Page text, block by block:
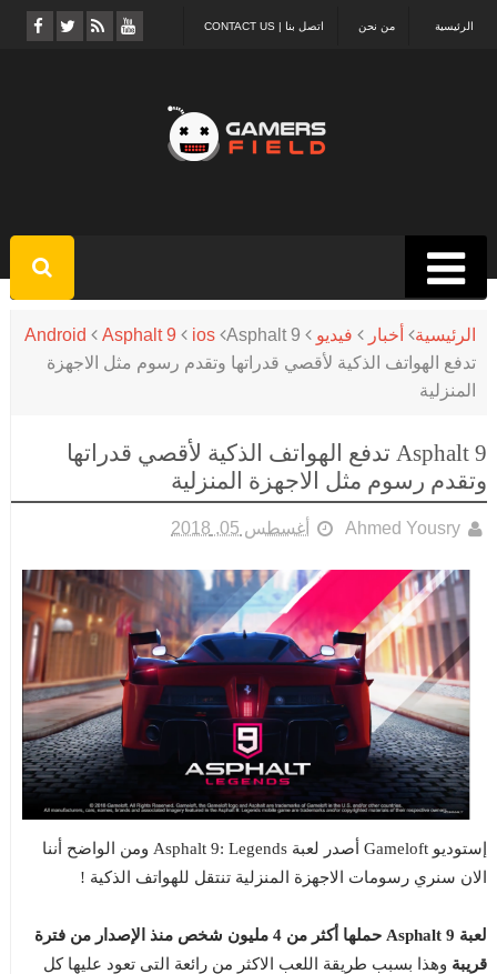
اتصل بنا | CONTACT US من نحن الرئيسية
الرئيسية أخبار فيديو Android Asphalt 9 ios Asphalt 9
تدفع الهواتف الذكية لأقصي قدراتها وتقدم رسوم مثل الاجهزة
المنزلية
Asphalt 9 تدفع الهواتف الذكية لأقصي قدراتها
وتقدم رسوم مثل الاجهزة المنزلية
Ahmed Yousry أغسطس 05, 2018
إستوديو Gameloft أصدر لعبة Asphalt 9: Legends ومن الواضح أننا
الان سنري رسومات الاجهزة المنزلية تنتقل للهواتف الذكية !
لعبة Asphalt 9 حملها أكثر من 4 مليون شخص منذ الإصدار من فترة
قريبة وهذا بسبب طريقة اللعب الاكثر من رائعة التى تعود عليها كل